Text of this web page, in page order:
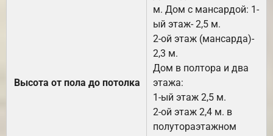
Высота от пола до потолка
м. Дом с мансардой: 1-
ый этаж- 2,5 м.
2-ой этаж (мансарда)-
2,3 м.
Дом в полтора и два
этажа:
1-ый этаж 2,5 м.
2-ой этаж 2,4 м. в
полутораэтажном